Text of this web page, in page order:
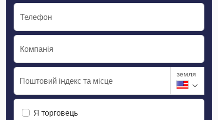
Телефон
Компанія
Поштовий індекс та місце
земля
Я торговець